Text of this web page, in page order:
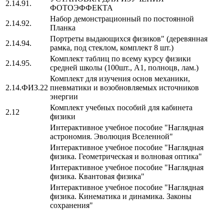
2.14.91.
ФОТОЭФФЕКТА
2.14.92.
Набор демонстрационный по постоянной
Планка
2.14.94.
Портреты выдающихся физиков" (деревянная
рамка, под стеклом, комплект 8 шт.)
2.14.95.
Комплект таблиц по всему курсу физики
средней школы (100шт., А1, полноцв, лам.)
2.14.ФИЗ.22
Комплект для изучения основ механики,
пневматики и возобновляемых источников
энергии
2.12
Комплект учебных пособий для кабинета
физики
Интерактивное учебное пособие "Наглядная
астрономия. Эволюция Вселенной"
Интерактивное учебное пособие "Наглядная
физика. Геометрическая и волновая оптика"
Интерактивное учебное пособие "Наглядная
физика. Квантовая физика"
Интерактивное учебное пособие "Наглядная
физика. Кинематика и динамика. Законы
сохранения"